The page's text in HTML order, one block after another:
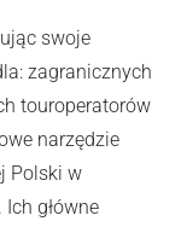
swoje
zagranicznych
touroperatorów
narzędzie
Polski w
główne